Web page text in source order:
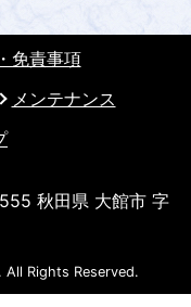
免責事項
メンテナンス
秋田県 大館市 字
Rights Reserved.